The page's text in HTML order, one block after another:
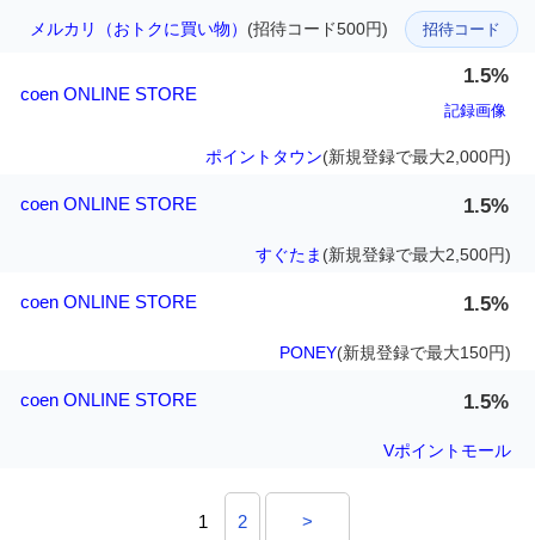
メルカリ（おトクに買い物） (招待コード500円) 招待コード
coen ONLINE STORE
1.5%
記録画像
ポイントタウン(新規登録で最大2,000円)
coen ONLINE STORE 1.5%
すぐたま (新規登録で最大2,500円)
coen ONLINE STORE 1.5%
PONEY(新規登録で最大150円)
coen ONLINE STORE 1.5%
Vポイントモール
1 2 >